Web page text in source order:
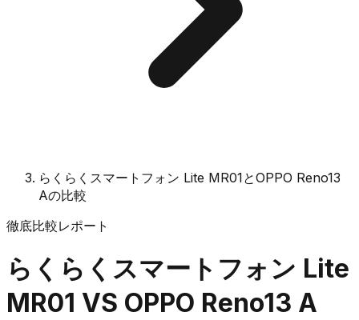
らくらくスマートフォン Lite MR01とOPPO Reno13
Aの比較
徹底比較レポート
らくらくスマートフォン Lite
MR01 VS OPPO Reno13 A